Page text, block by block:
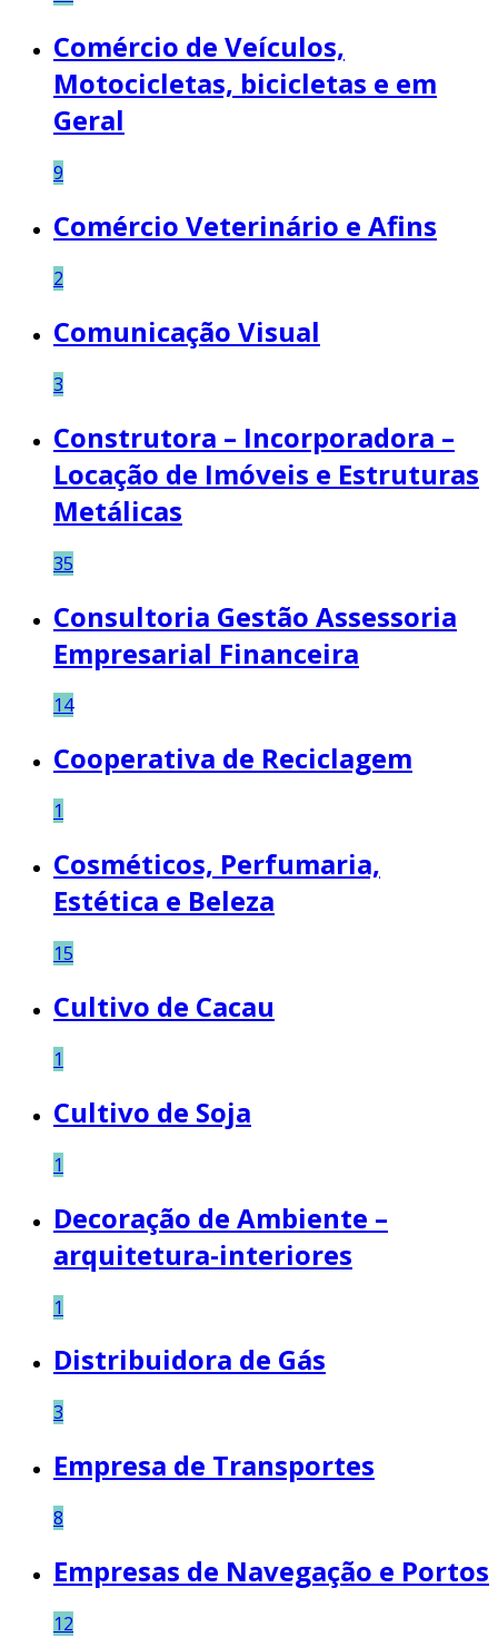
Comércio de Veículos,
Motocicletas, bicicletas e em
Geral
9
Comércio Veterinário e Afins
2
Comunicação Visual
3
Construtora – Incorporadora –
Locação de Imóveis e Estruturas
Metálicas
35
Consultoria Gestão Assessoria
Empresarial Financeira
14
Cooperativa de Reciclagem
1
Cosméticos, Perfumaria,
Estética e Beleza
15
Cultivo de Cacau
1
Cultivo de Soja
1
Decoração de Ambiente –
arquitetura-interiores
1
Distribuidora de Gás
3
Empresa de Transportes
8
Empresas de Navegação e Portos
12